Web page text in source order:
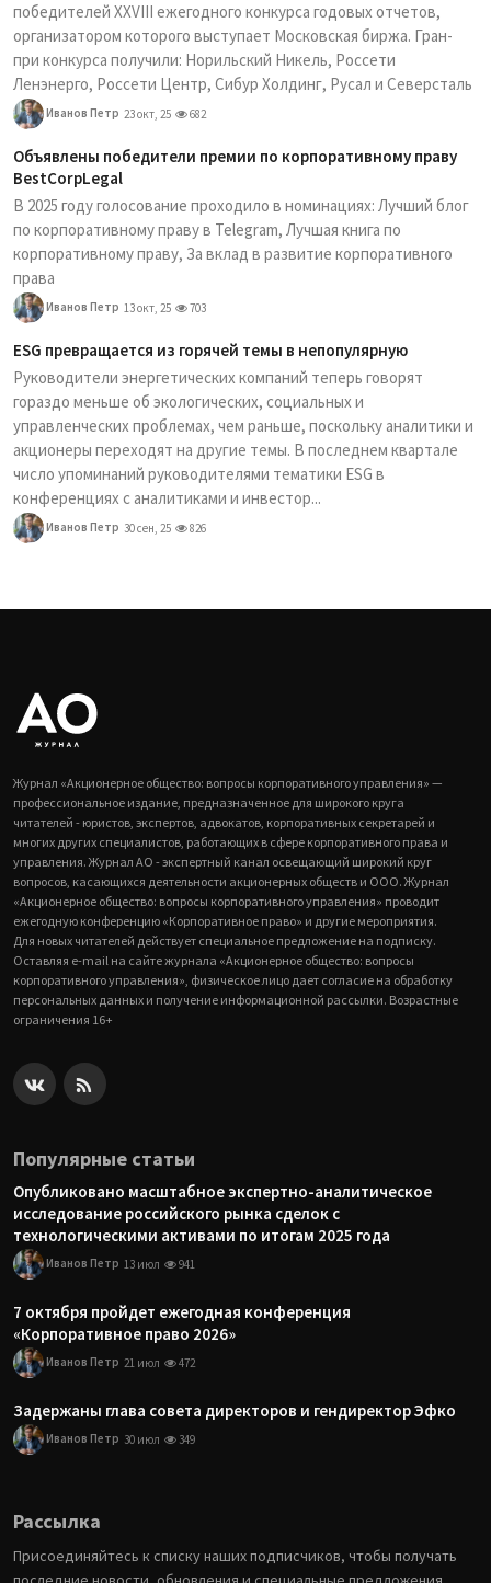
победителей XXVIII ежегодного конкурса годовых отчетов,
организатором которого выступает Московская биржа. Гран-
при конкурса получили: Норильский Никель, Россети
Ленэнерго, Россети Центр, Сибур Холдинг, Русал и Северсталь
Иванов Петр 23 окт, 25 682
Объявлены победители премии по корпоративному праву
BestCorpLegal
В 2025 году голосование проходило в номинациях: Лучший блог
по корпоративному праву в Telegram, Лучшая книга по
корпоративному праву, За вклад в развитие корпоративного
права
Иванов Петр 13 окт, 25 703
ESG превращается из горячей темы в непопулярную
Руководители энергетических компаний теперь говорят
гораздо меньше об экологических, социальных и
управленческих проблемах, чем раньше, поскольку аналитики и
акционеры переходят на другие темы. В последнем квартале
число упоминаний руководителями тематики ESG в
конференциях с аналитиками и инвестор...
Иванов Петр 30 сен, 25 826
Журнал «Акционерное общество: вопросы корпоративного управления» —
профессиональное издание, предназначенное для широкого круга
читателей - юристов, экспертов, адвокатов, корпоративных секретарей и
многих других специалистов, работающих в сфере корпоративного права и
управления. Журнал АО - экспертный канал освещающий широкий круг
вопросов, касающихся деятельности акционерных обществ и ООО. Журнал
«Акционерное общество: вопросы корпоративного управления» проводит
ежегодную конференцию «Корпоративное право» и другие мероприятия.
Для новых читателей действует специальное предложение на подписку.
Оставляя e-mail на сайте журнала «Акционерное общество: вопросы
корпоративного управления», физическое лицо дает согласие на обработку
персональных данных и получение информационной рассылки. Возрастные
ограничения 16+
Популярные статьи
Опубликовано масштабное экспертно-аналитическое
исследование российского рынка сделок с
технологическими активами по итогам 2025 года
Иванов Петр 13 июл 941
7 октября пройдет ежегодная конференция
«Корпоративное право 2026»
Иванов Петр 21 июл 472
Задержаны глава совета директоров и гендиректор Эфко
Иванов Петр 30 июл 349
Рассылка
Присоединяйтесь к списку наших подписчиков, чтобы получать